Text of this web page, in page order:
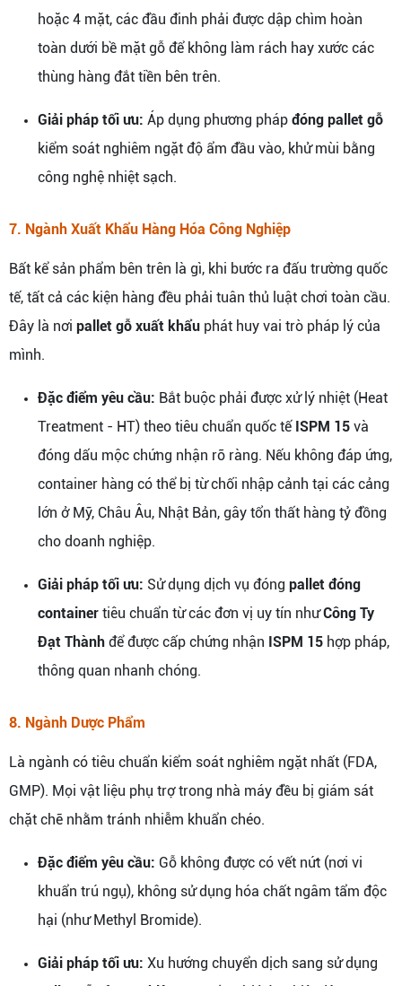
hoặc 4 mặt, các đầu đinh phải được dập chìm hoàn
toàn dưới bề mặt gỗ để không làm rách hay xước các
thùng hàng đắt tiền bên trên.
Giải pháp tối ưu: Áp dụng phương pháp đóng pallet gỗ
kiểm soát nghiêm ngặt độ ẩm đầu vào, khử mùi bằng
công nghệ nhiệt sạch.
7. Ngành Xuất Khẩu Hàng Hóa Công Nghiệp
Bất kể sản phẩm bên trên là gì, khi bước ra đấu trường quốc
tế, tất cả các kiện hàng đều phải tuân thủ luật chơi toàn cầu.
Đây là nơi pallet gỗ xuất khẩu phát huy vai trò pháp lý của
mình.
Đặc điểm yêu cầu: Bắt buộc phải được xử lý nhiệt (Heat
Treatment - HT) theo tiêu chuẩn quốc tế ISPM 15 và
đóng dấu mộc chứng nhận rõ ràng. Nếu không đáp ứng,
container hàng có thể bị từ chối nhập cảnh tại các cảng
lớn ở Mỹ, Châu Âu, Nhật Bản, gây tổn thất hàng tỷ đồng
cho doanh nghiệp.
Giải pháp tối ưu: Sử dụng dịch vụ đóng pallet đóng
container tiêu chuẩn từ các đơn vị uy tín nhưCông Ty
Đạt Thành để được cấp chứng nhận ISPM 15 hợp pháp,
thông quan nhanh chóng.
8. Ngành Dược Phẩm
Là ngành có tiêu chuẩn kiểm soát nghiêm ngặt nhất (FDA,
GMP). Mọi vật liệu phụ trợ trong nhà máy đều bị giám sát
chặt chẽ nhằm tránh nhiễm khuẩn chéo.
Đặc điểm yêu cầu: Gỗ không được có vết nứt (nơi vi
khuẩn trú ngụ), không sử dụng hóa chất ngâm tẩm độc
hại (như Methyl Bromide).
Giải pháp tối ưu: Xu hướng chuyển dịch sang sử dụng